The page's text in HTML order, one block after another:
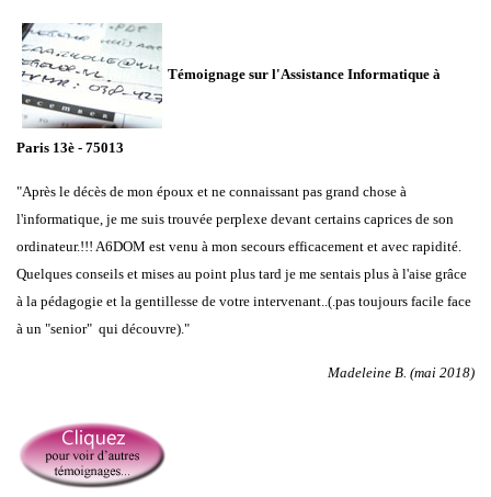
Témoignage sur l'Assistance Informatique à
Paris 13è - 75013
"Après le décès de mon époux et ne connaissant pas grand chose à
l'informatique, je me suis trouvée perplexe devant certains caprices de son
ordinateur.!!! A6DOM est venu à mon secours efficacement et avec rapidité.
Quelques conseils et mises au point plus tard je me sentais plus à l'aise grâce
à la pédagogie et la gentillesse de votre intervenant..(.pas toujours facile face
à un "senior" qui découvre)."
Madeleine B. (mai 2018)